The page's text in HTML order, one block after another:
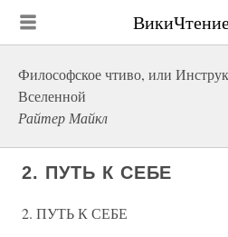
Философское чтиво, или
Вселенной
Райтер Майкл
2. ПУТЬ К СЕБЕ
2. ПУТЬ К СЕБЕ